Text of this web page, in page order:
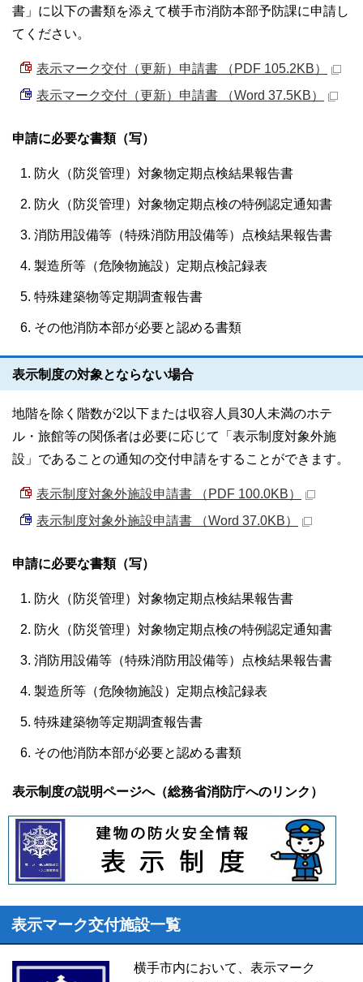
書」に以下の書類を添えて横手市消防本部予防課に申請し
てください。
表示マーク交付（更新）申請書 （PDF 105.2KB）
表示マーク交付（更新）申請書 （Word 37.5KB）
申請に必要な書類（写）
防火（防災管理）対象物定期点検結果報告書
防火（防災管理）対象物定期点検の特例認定通知書
消防用設備等（特殊消防用設備等）点検結果報告書
製造所等（危険物施設）定期点検記録表
特殊建築物等定期調査報告書
その他消防本部が必要と認める書類
表示制度の対象とならない場合
地階を除く階数が2以下または収容人員30人未満のホテ
ル・旅館等の関係者は必要に応じて「表示制度対象外施
設」であることの通知の交付申請をすることができます。
表示制度対象外施設申請書 （PDF 100.0KB）
表示制度対象外施設申請書 （Word 37.0KB）
申請に必要な書類（写）
防火（防災管理）対象物定期点検結果報告書
防火（防災管理）対象物定期点検の特例認定通知書
消防用設備等（特殊消防用設備等）点検結果報告書
製造所等（危険物施設）定期点検記録表
特殊建築物等定期調査報告書
その他消防本部が必要と認める書類
表示制度の説明ページへ（総務省消防庁へのリンク）
表示マーク交付施設一覧
横手市内において、表示マーク